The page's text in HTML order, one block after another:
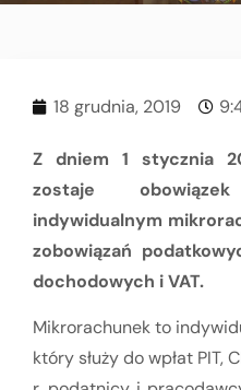
18 grudnia, 2019
Z dniem 1 stycznia
zostaje
indywidualnym
zobowiązań
dochodowych i VAT.
Mikrorachunek to
który służy do wpłat PIT,